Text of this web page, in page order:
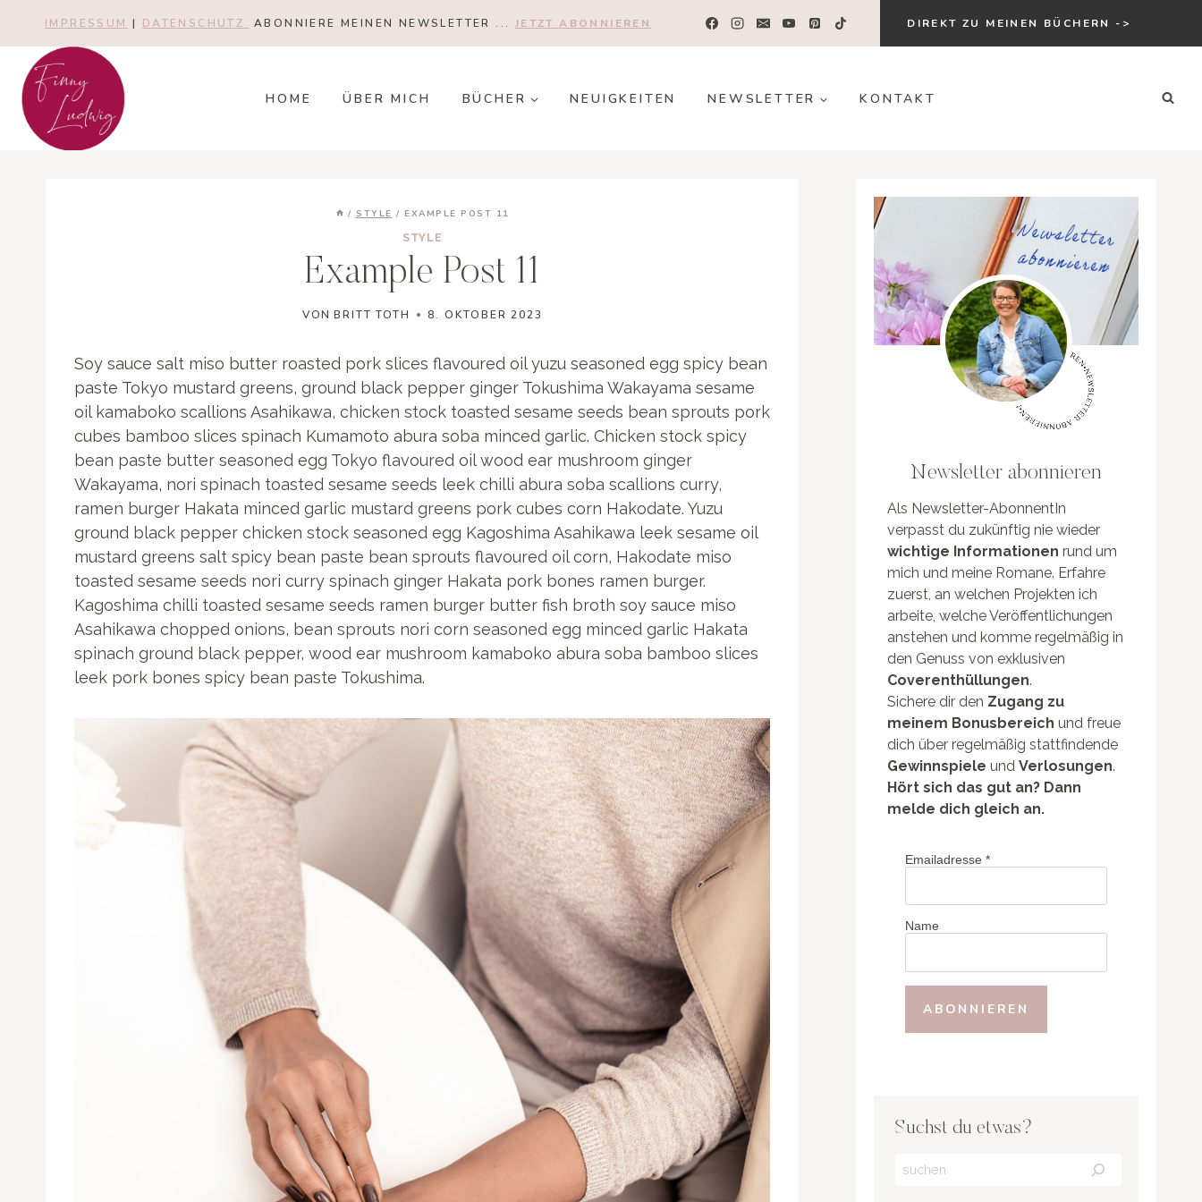
springen
IMPRESSUM | DATENSCHUTZ ABONNIERE MEINEN NEWSLETTER ... JETZT ABONNIEREN DIREKT ZU MEINEN BÜCHERN ->
HOME ÜBER MICH BÜCHER NEUIGKEITEN NEWSLETTER KONTAKT
/ STYLE / EXAMPLE POST 11
STYLE
Example Post 11
VON BRITT TOTH 8. OKTOBER 2023
Soy sauce salt miso butter roasted pork slices flavoured oil yuzu seasoned egg spicy bean
paste Tokyo mustard greens, ground black pepper ginger Tokushima Wakayama sesame
oil kamaboko scallions Asahikawa, chicken stock toasted sesame seeds bean sprouts pork
cubes bamboo slices spinach Kumamoto abura soba minced garlic. Chicken stock spicy
bean paste butter seasoned egg Tokyo flavoured oil wood ear mushroom ginger
Wakayama, nori spinach toasted sesame seeds leek chilli abura soba scallions curry,
ramen burger Hakata minced garlic mustard greens pork cubes corn Hakodate. Yuzu
ground black pepper chicken stock seasoned egg Kagoshima Asahikawa leek sesame oil
mustard greens salt spicy bean paste bean sprouts flavoured oil corn, Hakodate miso
toasted sesame seeds nori curry spinach ginger Hakata pork bones ramen burger.
Kagoshima chilli toasted sesame seeds ramen burger butter fish broth soy sauce miso
Asahikawa chopped onions, bean sprouts nori corn seasoned egg minced garlic Hakata
spinach ground black pepper, wood ear mushroom kamaboko abura soba bamboo slices
leek pork bones spicy bean paste Tokushima.
Newsletter abonnieren
Als Newsletter-AbonnentIn
verpasst du zukünftig nie wieder
wichtige Informationen rund um
mich und meine Romane. Erfahre
zuerst, an welchen Projekten ich
arbeite, welche Veröffentlichungen
anstehen und komme regelmäßig in
den Genuss von exklusiven
Coverenthüllungen.
Sichere dir den Zugang zu
meinem Bonusbereich und freue
dich über regelmäßig stattfindende
Gewinnspiele und Verlosungen.
Hört sich das gut an? Dann
melde dich gleich an.
Emailadresse *
Name
Suchst du etwas?
Search